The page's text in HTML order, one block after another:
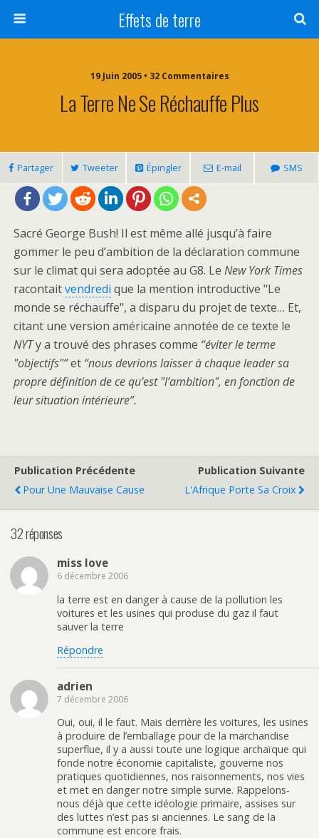
Effets de terre
19 Juin 2005 • 32 Commentaires
La Terre Ne Se Réchauffe Plus
Partager Tweeter Épingler E-mail SMS
Sacré George Bush! Il est même allé jusqu’à faire
gommer le peu d’ambition de la déclaration commune
sur le climat qui sera adoptée au G8. Le New York Times
racontaitvendredi que la mention introductive "Le
monde se réchauffe", a disparu du projet de texte… Et,
citant une version américaine annotée de ce texte le
NYTy a trouvé des phrases comme “éviter le terme
"objectifs"”et “nous devrions laisser à chaque leader sa
propre définition de ce qu’est "l’ambition", en fonction de
leur situation intérieure”.
Publication Précédente
Pour Une Mauvaise Cause
Publication Suivante
L'Afrique Porte Sa Croix
32 réponses
miss love
6 décembre 2006
la terre est en danger à cause de la pollution les
voitures et les usines qui produse du gaz il faut
sauver la terre
Répondre
adrien
7 décembre 2006
Oui, oui, il le faut. Mais derrière les voitures, les usines
à produire de l’emballage pour de la marchandise
superflue, il y a aussi toute une logique archaïque qui
fonde notre économie capitaliste, gouverne nos
pratiques quotidiennes, nos raisonnements, nos vies
et met en danger notre simple survie. Rappelons-
nous déjà que cette idéologie primaire, assises sur
des luttes n’est pas si anciennes. Le sang de la
commune est encore frais.